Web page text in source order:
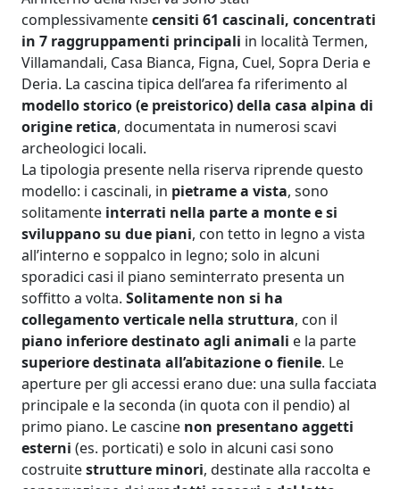
complessivamentecensiti 61 cascinali, concentrati
in 7 raggruppamenti principali in località Termen,
Villamandali, Casa Bianca, Figna, Cuel, Sopra Deria e
Deria. La cascina tipica dell’area fa riferimento al
modello storico (e preistorico) della casa alpina di
origine retica, documentata in numerosi scavi
archeologici locali.
La tipologia presente nella riserva riprende questo
modello: i cascinali, in pietrame a vista, sono
solitamente interrati nella parte a monte e si
sviluppano su due piani, con tetto in legno a vista
all’interno e soppalco in legno; solo in alcuni
sporadici casi il piano seminterrato presenta un
soffitto a volta. Solitamente non si ha
collegamento verticale nella struttura, con il
piano inferiore destinato agli animali e la parte
superiore destinata all’abitazione o fienile. Le
aperture per gli accessi erano due: una sulla facciata
principale e la seconda (in quota con il pendio) al
primo piano. Le cascine non presentano aggetti
esterni (es. porticati) e solo in alcuni casi sono
costruitestrutture minori, destinate alla raccolta e